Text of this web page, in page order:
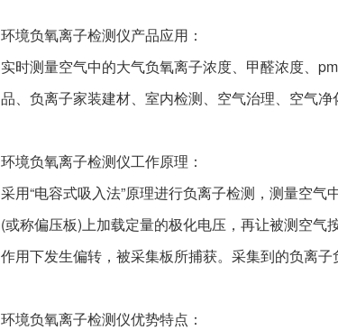
环境负氧离子检测仪产品应用：
实时测量空气中的大气负氧离子浓度、甲醛浓度、
品、负离子家装建材、室内检测、空气治理、空气
环境负氧离子检测仪工作原理：
采用“电容式吸入法”原理进行负离子检测，测量空
(或称偏压板)上加载定量的极化电压，再让被测空
作用下发生偏转，被采集板所捕获。采集到的负离
环境负氧离子检测仪优势特点：